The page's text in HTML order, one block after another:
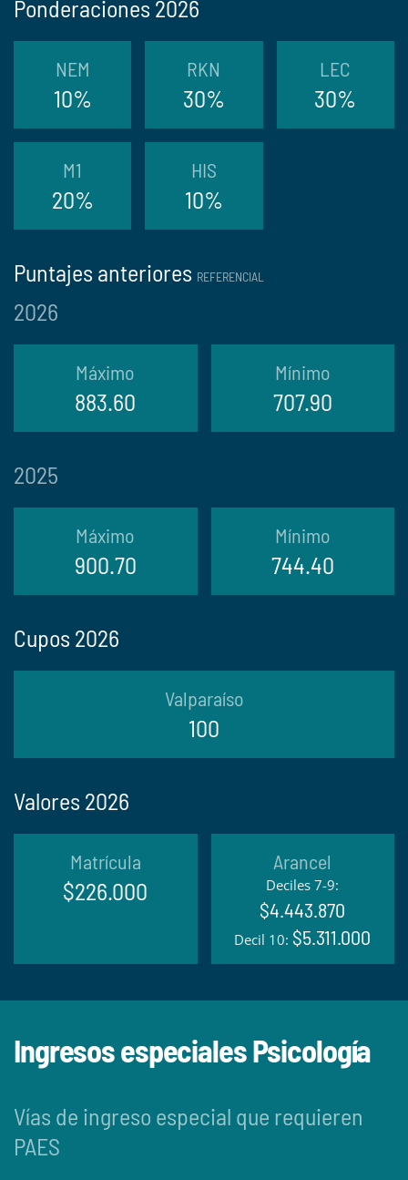
Ponderaciones 2026
NEM
10%
RKN
30%
LEC
30%
M1
20%
HIS
10%
Puntajes anteriores REFERENCIAL
2026
Máximo
883.60
Mínimo
707.90
2025
Máximo
900.70
Mínimo
744.40
Cupos 2026
Valparaíso
100
Valores 2026
Matrícula
$226.000
Arancel
Deciles 7-9:
$4.443.870
Decil 10: $5.311.000
Ingresos especiales Psicología
Vías de ingreso especial que requieren
PAES